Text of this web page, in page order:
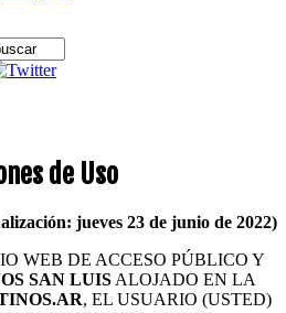
de Uso
jueves 23 de junio de 2022)
WEB DE ACCESO PÚBLICO Y
SAN LUIS ALOJADO EN LA
, EL USUARIO (USTED)